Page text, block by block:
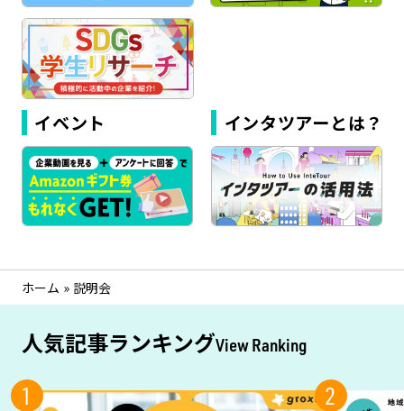
イベント インタツアーとは？
ホーム » 説明会
人気記事ランキングView Ranking
1 2